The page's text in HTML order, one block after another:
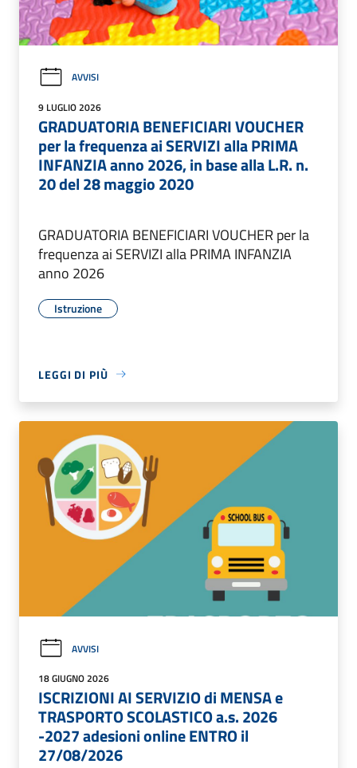
AVVISI
9 LUGLIO 2026
GRADUATORIA BENEFICIARI VOUCHER
per la frequenza ai SERVIZI alla PRIMA
INFANZIA anno 2026, in base alla L.R. n.
20 del 28 maggio 2020
GRADUATORIA BENEFICIARI VOUCHER per la
frequenza ai SERVIZI alla PRIMA INFANZIA
anno 2026
Istruzione
LEGGI DI PIÙ
AVVISI
18 GIUGNO 2026
ISCRIZIONI AI SERVIZIO di MENSA e
TRASPORTO SCOLASTICO a.s. 2026
-2027 adesioni online ENTRO il
27/08/2026